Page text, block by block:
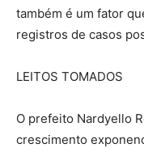
também é um fator
registros de casos
LEITOS TOMADOS
O prefeito Nardyello
crescimento